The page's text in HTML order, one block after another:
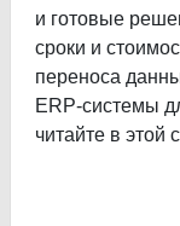
и готовые
сроки и
переноса
ERP-системы
читайте в этой